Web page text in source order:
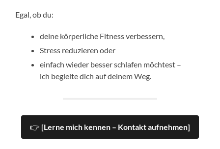
Egal, ob du:
deine körperliche Fitness verbessern,
Stress reduzieren oder
einfach wieder besser schlafen möchtest –
ich begleite dich auf deinem Weg.
👉 [Lerne mich kennen – Kontakt aufnehmen]